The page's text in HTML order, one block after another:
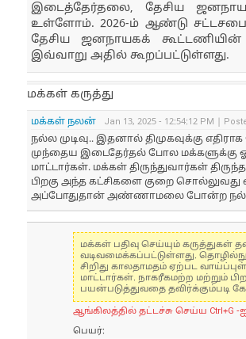
இடைத்தேர்தலை, தேசிய
உள்ளோம். 2026-ம் ஆண்டு சட்டசபை
தேசிய ஜனநாயகக்
இவ்வாறு அதில் கூறப்பட்டுள்ளது.
மக்கள் கருத்து
மக்கள் நலன்
Jan 13, 2025 - 12:54:12 PM |
நல்ல முடிவு.. இதனால் திமுகவுக்கு
முந்தைய இடைதேர்தல் போல மக்களுக்கு
மாட்டார்கள். மக்கள் திருந்துவார்கள்
பிறகு அந்த கட்சிகளை குறை
அப்போதுதான் அண்ணாமலை போன்ற
மக்கள் பதிவு செய்யும்
வடிவமைக்கப்பட்டுள்ளது.
சிறிது காலதாமதம் ஏற்பட
மாட்டார்கள். நாகரீகமற்ற மற்றும்
பயன்படுத்துவதை தவிர்க்கும்படி
ஆங்கிலத்தில் தட்டச்சு செய்ய Ctrl+G -
பெயர்: